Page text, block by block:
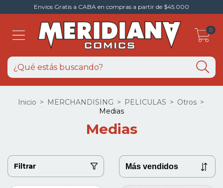
Envios Gratis a CABA en compras a partir de $45.000
0
Inicio > MERCHANDISING > PELICULAS > Otros >
Medias
Medias
Filtrar